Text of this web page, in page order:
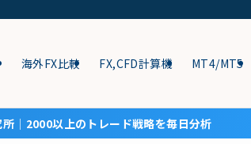
海外FX比較 FX,CFD計算機 MT4/MT5
所│2000以上のトレード戦略を毎日分析